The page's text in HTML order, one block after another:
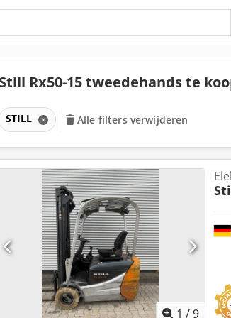
Still Rx50-15 tweedehands te
STILL Alle filters verwijderen
1 /9